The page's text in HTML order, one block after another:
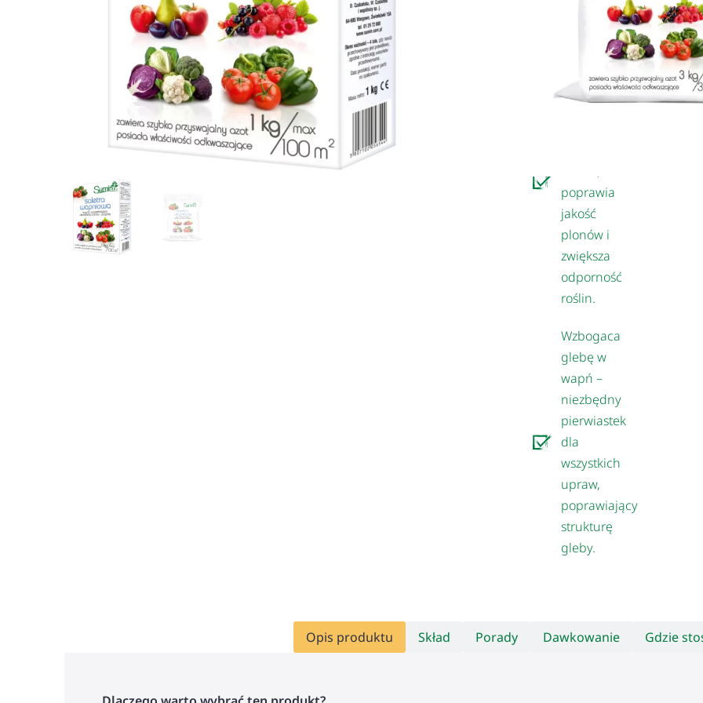
suchych
warunkach.
Doskonała
dla
warzyw i
poprawia
jakość
plonów i
zwiększa
odporność
roślin.
Wzbogaca
glebę w
wapń –
niezbędny
pierwiastek
dla
wszystkich
upraw,
poprawiający
strukturę
gleby.
Opis produktu Skład Porady Dawkowanie Gdzie